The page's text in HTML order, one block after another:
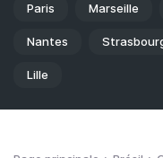
Paris Marseille
Nantes
Lille